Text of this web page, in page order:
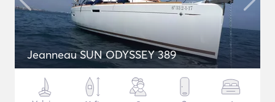
Jeanneau SUN ODYSSEY 389